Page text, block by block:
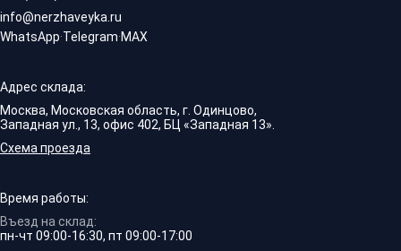
info@nerzhaveyka.ru
WhatsApp·Telegram·MAX
Адрес склада:
Москва, Московская область, г. Одинцово,
Западная ул., 13, офис 402, БЦ «Западная 13».
Схема проезда
Время работы:
Въезд на склад:
пн-чт 09:00-16:30, пт 09:00-17:00